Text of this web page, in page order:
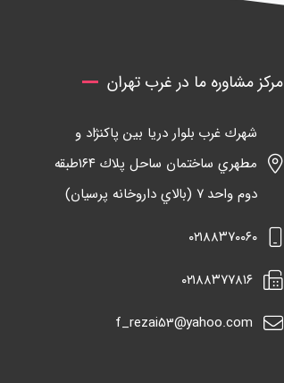
مرکز مشاوره ما در غرب تهران
شهرك غرب بلوار دريا بين پاكنژاد و
مطهري ساختمان ساحل پلاك ١٦٤طبقه
دوم واحد ٧ (بالاي داروخانه پرسيان)
٠٢١٨٨٣٧٠٠٦٠
٠٢١٨٨٣٧٧٨١٦
f_rezai53@yahoo.com